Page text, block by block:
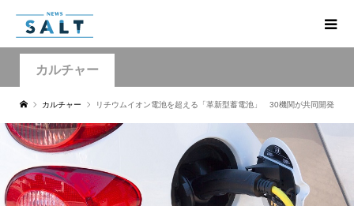
カルチャー
カルチャー リチウムイオン電池を超える「革新型蓄電池」 30機関が共同開発